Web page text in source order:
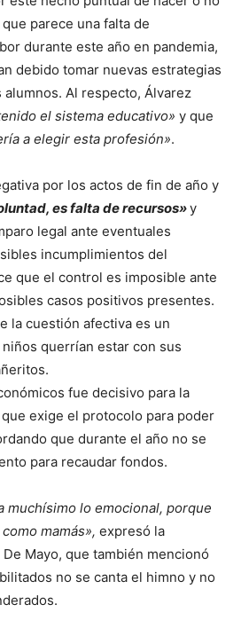
parece una falta de
durante este año en pandemia,
debido tomar nuevas estrategias
Al respecto, Álvarez
el sistema educativo» y que
a elegir esta profesión».
por los actos de fin de año y
es falta de recursos»y
legal ante eventuales
incumplimientos del
que el control es imposible ante
casos positivos presentes.
la cuestión afectiva es un
querrían estar con sus
fue decisivo para la
exige el protocolo para poder
que durante el año no se
para recaudar fondos.
muchísimo lo emocional, porque
mamás», expresó la
Mayo, que también mencionó
no se canta el himno y no